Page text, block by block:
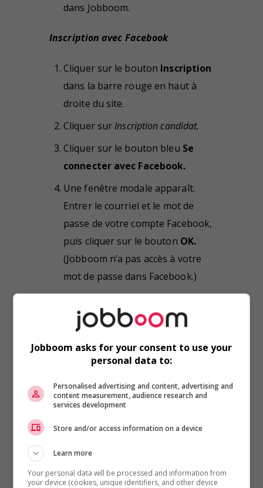
dans Jobboom.
Inscription avec Facebook
Cliquer sur le bouton Inscription
dans la barre rouge en haut à
droite du site.
Cliquer surInscription candidat.
Cliquer sur le bouton bleu Se
connecter avec Facebook.
Une fenêtre modale apparaît.
Entrer le courriel et le mot de
passe de votre compte Facebook,
puis cliquer sur le bouton OK.
(Jobboom n’a pas accès à votre
mot de passe dans Facebook.)
compte Jobboom avec le
courriel de votre compte
Facebook, une fenêtre modale
apparaît. Entrer votre mot de
passe Jobboom, puis cliquer
sur le bouton
pourrons alors associer votre
votre connexion avec
Facebook. En cas de mot de
Jobboom asks for your consent to use your
personal data to:
Personalised advertising and content, advertising and
content measurement, audience research and
services development
Store and/or access information on a device
Learn more
Your personal data will be processed and information from
your device (cookies, unique identifiers, and other device